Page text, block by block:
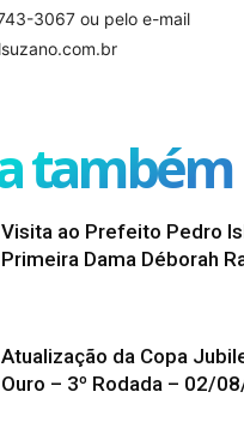
3067 ou pelo e-mail
também
Visita ao Prefeito Pedro
Primeira Dama Déborah
Atualização da Copa
Ouro – 3º Rodada – 02/